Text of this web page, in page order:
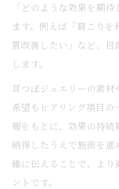
「どのような効果を期
ます。例えば「肩こり
質改善したい」など、
します。
耳つぼジュエリーの素材
希望もヒアリング項目の
報をもとに、効果の持続
納得したうえで施術を進
確に伝えることで、より
ントです。